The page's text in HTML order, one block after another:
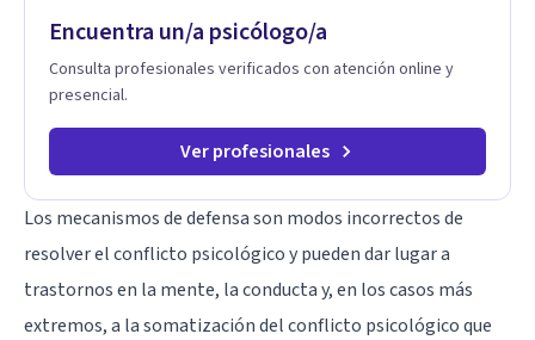
Encuentra un/a psicólogo/a
Consulta profesionales verificados con atención online y
presencial.
Ver profesionales
Los mecanismos de defensa son modos incorrectos de
resolver el conflicto psicológico y pueden dar lugar a
trastornos en la mente, la conducta y, en los casos más
extremos, a lasomatizacióndel conflicto psicológico que